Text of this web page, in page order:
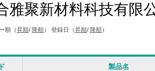
雅聚新材料科技有限
順（昇順/ 降順） 登録日（昇順/ 降順）
製品名